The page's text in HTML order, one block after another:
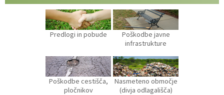
Predlogi in pobude
Poškodbe javne
infrastrukture
Poškodbe cestišča,
pločnikov
Nasmeteno območje
(divja odlagališča)